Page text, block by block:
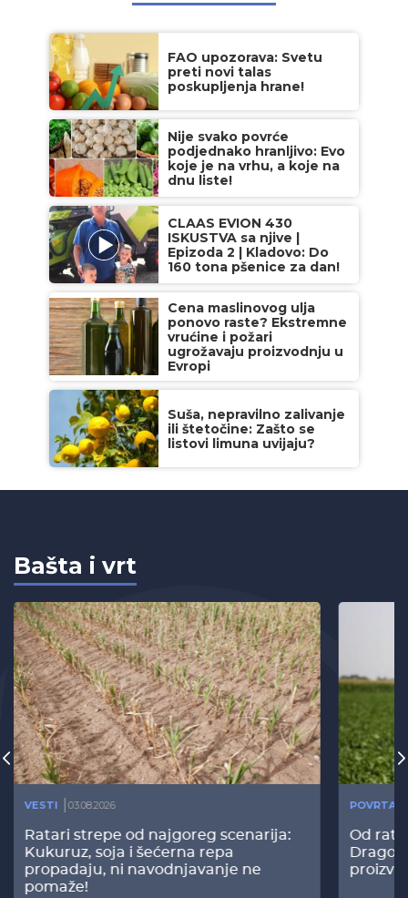
FAO upozorava: Svetu
preti novi talas
poskupljenja hrane!
Nije svako povrće
podjednako hranljivo: Evo
koje je na vrhu, a koje na
dnu liste!
CLAAS EVION 430
ISKUSTVA sa njive |
Epizoda 2 | Kladovo: Do
160 tona pšenice za dan!
Cena maslinovog ulja
ponovo raste? Ekstremne
vrućine i požari
ugrožavaju proizvodnju u
Evropi
Suša, nepravilno zalivanje
ili štetočine: Zašto se
listovi limuna uvijaju?
Bašta i vrt
VESTI 03.08.2026
Ratari strepe od najgoreg scenarija:
Kukuruz, soja i šećerna repa
propadaju, ni navodnjavanje ne
pomaže!
Od